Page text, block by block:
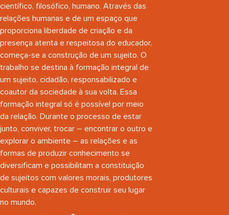
científico, filosófico, humano. Através das
relações humanas e de um espaço que
proporciona liberdade de criação e da
presença atenta e respeitosa do educador,
começa-se a construção de um sujeito. O
trabalho se destina à formação integral de
um sujeito, cidadão, responsabilizado e
coautor da sociedade à sua volta. Essa
formação integral só é possível por meio
da relação. Durante o processo de estar
junto, conviver, trocar – encontrar o outro e
explorar o ambiente – as relações e as
formas de produzir conhecimento se
diversificam e possibilitam a constituição
de sujeitos com valores morais, produtores
culturais e capazes de construir seu lugar
no mundo.